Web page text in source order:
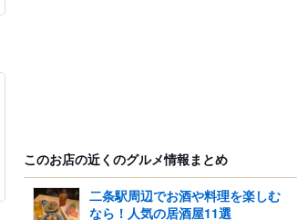
このお店の近くのグルメ情報まとめ
二条駅周辺でお酒や料理を楽しむ
なら！人気の居酒屋11選